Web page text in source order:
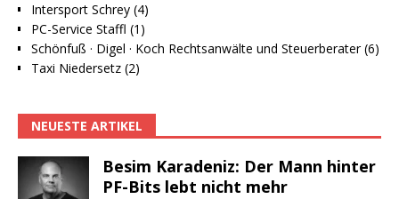
Intersport Schrey (4)
PC-Service Staffl (1)
Schönfuß · Digel · Koch Rechtsanwälte und Steuerberater (6)
Taxi Niedersetz (2)
NEUESTE ARTIKEL
Besim Karadeniz: Der Mann hinter
PF-Bits lebt nicht mehr